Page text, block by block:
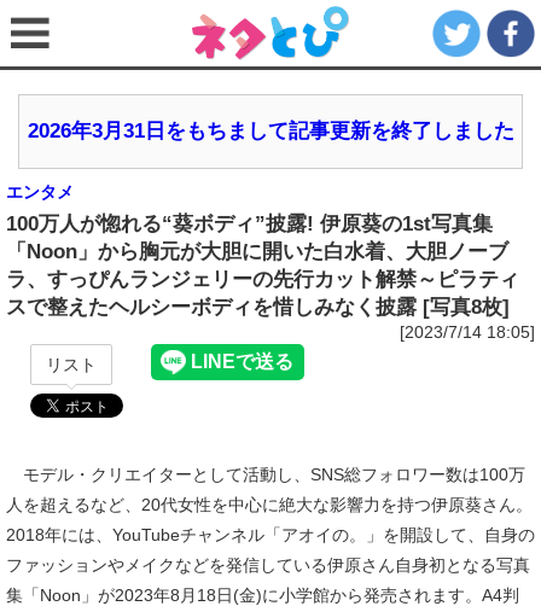
2026年3月31日をもちまして記事更新を終了しました
エンタメ
100万人が惚れる“葵ボディ”披露! 伊原葵の1st写真集
「Noon」から胸元が大胆に開いた白水着、大胆ノーブ
ラ、すっぴんランジェリーの先行カット解禁～ピラティ
スで整えたヘルシーボディを惜しみなく披露 [写真8枚]
[2023/7/14 18:05]
リスト
モデル・クリエイターとして活動し、SNS総フォロワー数は100万
人を超えるなど、20代女性を中心に絶大な影響力を持つ伊原葵さん。
2018年には、YouTubeチャンネル「アオイの。」を開設して、自身の
ファッションやメイクなどを発信している伊原さん自身初となる写真
集「Noon」が2023年8月18日(金)に小学館から発売されます。A4判